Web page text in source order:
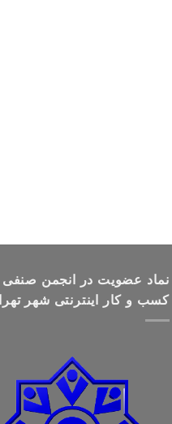
نماد عضویت در انجمن صنفی
کسب و کار اینترنتی شهر